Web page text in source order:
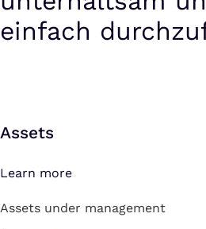
einfach
Assets
Learn more
Assets under management